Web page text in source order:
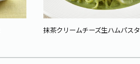
抹茶クリームチーズ生ハムパスタ